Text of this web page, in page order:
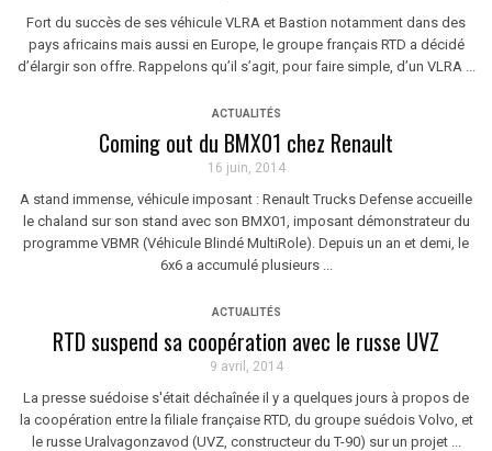
Fort du succès de ses véhicule VLRA et Bastion notamment dans des
pays africains mais aussi en Europe, le groupe français RTD a décidé
d’élargir son offre. Rappelons qu’il s’agit, pour faire simple, d’un VLRA ...
ACTUALITÉS
Coming out du BMX01 chez Renault
16 juin, 2014
A stand immense, véhicule imposant : Renault Trucks Defense accueille
le chaland sur son stand avec son BMX01, imposant démonstrateur du
programme VBMR (Véhicule Blindé MultiRole). Depuis un an et demi, le
6x6 a accumulé plusieurs ...
ACTUALITÉS
RTD suspend sa coopération avec le russe UVZ
9 avril, 2014
La presse suédoise s'était déchaînée il y a quelques jours à propos de
la coopération entre la filiale française RTD, du groupe suédois Volvo, et
le russe Uralvagonzavod (UVZ, constructeur du T-90) sur un projet ...